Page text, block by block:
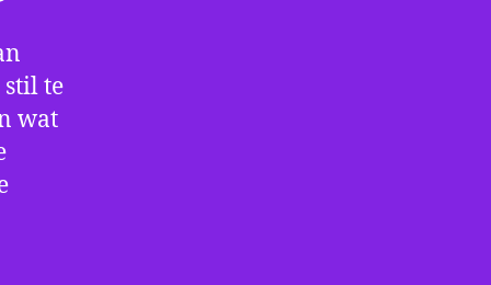
stil te
wat